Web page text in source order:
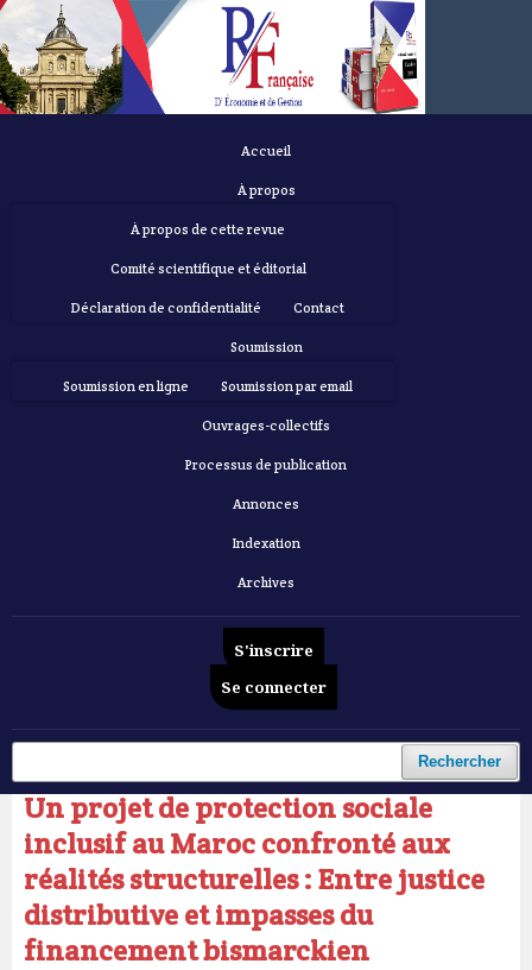
Accueil
À propos
À propos de cette revue
Comité scientifique et éditorial
Déclaration de confidentialité Contact
Soumission
Soumission en ligne Soumission par email
Ouvrages-collectifs
Processus de publication
Annonces
Indexation
Archives
S'inscrire
Se connecter
Rechercher
Vol. 6 No 12 (2025): Revue Française d'Economie et de Gestion
Articles
Un projet de protection sociale
inclusif au Maroc confronté aux
réalités structurelles : Entre justice
distributive et impasses du
financement bismarckien